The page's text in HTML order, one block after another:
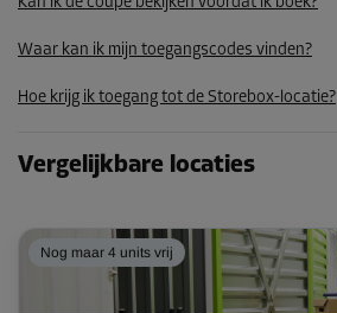
Inhoud: 8,8 m³
B: 1,05m
118,00 EUR/maand
Waar kan ik mijn toegangscodes vinden?
Hoe krijg ik toegang tot de Storebox-locatie?
Vergelijkbare locaties
Nog maar 4 units vrij